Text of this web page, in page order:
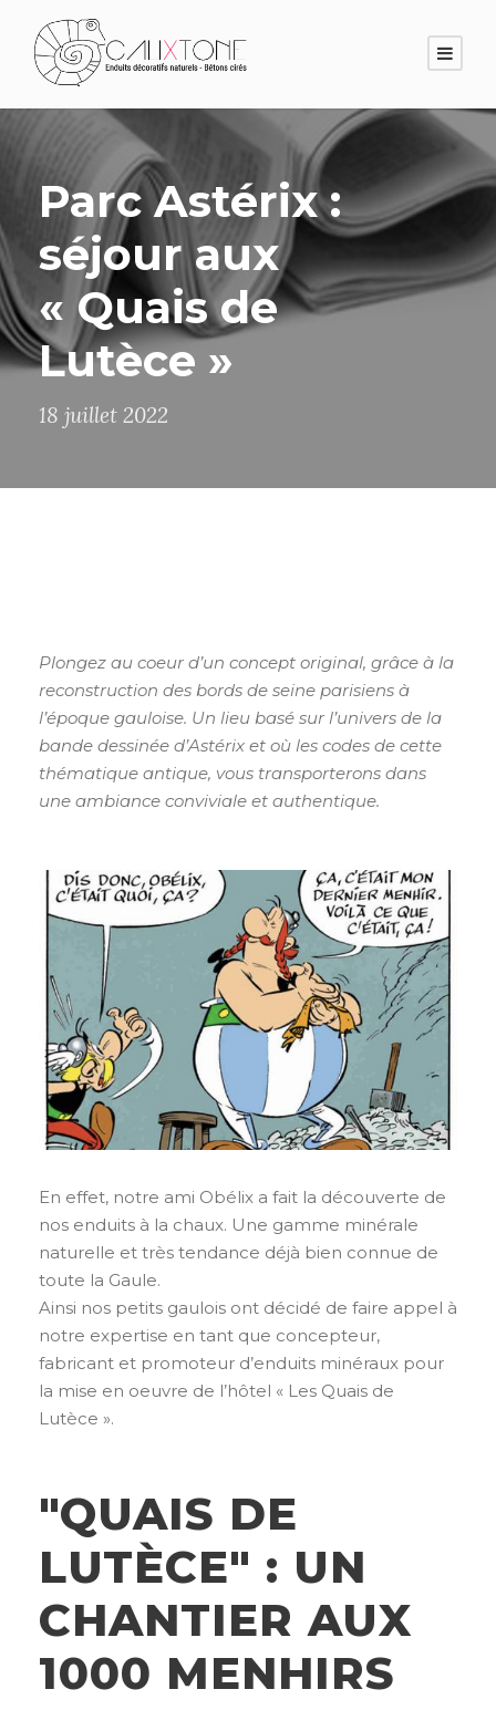
Parc Astérix :
séjour aux
« Quais de
Lutèce »
18 juillet 2022
Plongez au coeur d’un concept original, grâce à la
reconstruction des bords de seine parisiens à
l’époque gauloise. Un lieu basé sur l’univers de la
bande dessinée d’Astérix et où les codes de cette
thématique antique, vous transporterons dans
une ambiance conviviale et authentique.
En effet, notre ami Obélix a fait la découverte de
nos enduits à la chaux. Une gamme minérale
naturelle et très tendance déjà bien connue de
toute la Gaule.
Ainsi nos petits gaulois ont décidé de faire appel à
notre expertise en tant que concepteur,
fabricant et promoteur d’enduits minéraux pour
la mise en oeuvre de l’hôtel « Les Quais de
Lutèce ».
"QUAIS DE
LUTÈCE" : UN
CHANTIER AUX
1000 MENHIRS